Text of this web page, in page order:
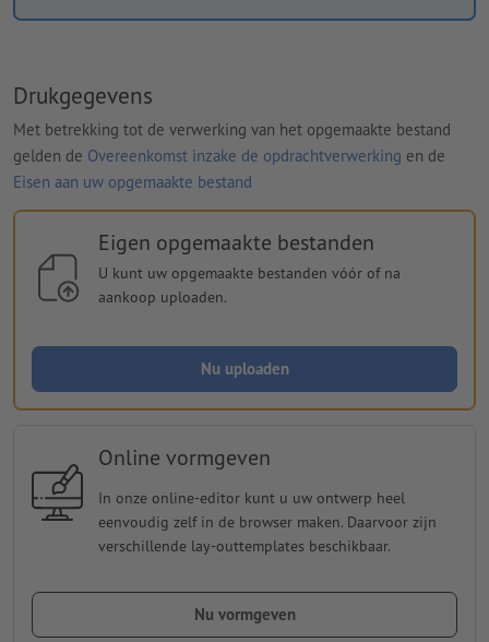
Drukgegevens
Met betrekking tot de verwerking van het opgemaakte bestand
gelden de Overeenkomst inzake de opdrachtverwerking en de
Eisen aan uw opgemaakte bestand
Eigen opgemaakte bestanden
U kunt uw opgemaakte bestanden vóór of na
aankoop uploaden.
Nu uploaden
Online vormgeven
In onze online-editor kunt u uw ontwerp heel
eenvoudig zelf in de browser maken. Daarvoor zijn
verschillende lay-outtemplates beschikbaar.
Nu vormgeven